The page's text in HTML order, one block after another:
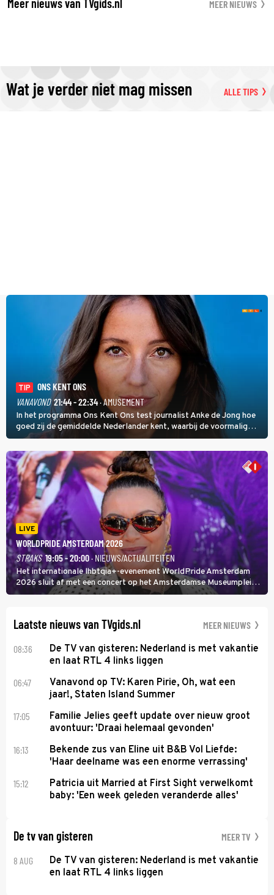
MEER NIEUWS
Wat je verder niet mag missen ALLE TIPS
TIP
ONS KENT ONS
VANAVOND 21:44 - 22:34· AMUSEMENT
In het programma Ons Kent Ons test journalist Anke de Jong hoe
goed zij de gemiddelde Nederlander kent, waarbij de voormalig
hoofdredacteur van modebladen Glamour en Elle het samen met
rapper Keizer opneemt tegen Edson da Graça en Marc-Marie
Huijbregts.
LIVE
WORLDPRIDE AMSTERDAM 2026
STRAKS 19:05 - 20:00· NIEUWS/ACTUALITEITEN
Het internationale lhbtqia+-evenement WorldPride Amsterdam
2026 sluit af met een concert op het Amsterdamse Museumplein.
Anita Doth is een van de optredende artiesten. In de jaren 90
Laatste nieuws van TVgids.nl MEER NIEUWS
08:36
De TV van gisteren: Nederland is met vakantie
en laat RTL 4 links liggen
06:47
Vanavond op TV: Karen Pirie, Oh, wat een
jaar!, Staten Island Summer
17:05
Familie Jelies geeft update over nieuw groot
avontuur: 'Draai helemaal gevonden'
16:13
Bekende zus van Eline uit B&B Vol Liefde:
'Haar deelname was een enorme verrassing'
15:12
Patricia uit Married at First Sight verwelkomt
baby: 'Een week geleden veranderde alles'
De tv van gisteren MEER TV
8 AUG
De TV van gisteren: Nederland is met vakantie
en laat RTL 4 links liggen